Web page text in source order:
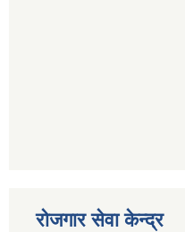
रोजगार सेवा केन्द्र